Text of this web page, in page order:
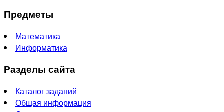
Предметы
Математика
Информатика
Разделы сайта
Каталог заданий
Общая информация